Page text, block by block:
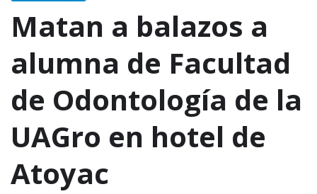
Matan a balazos a
alumna de Facultad
de Odontología de la
UAGro en hotel de
Atoyac